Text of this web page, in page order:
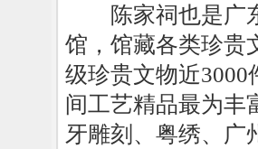
陈家祠也是广东
馆，馆藏各类珍贵
级珍贵文物近
间工艺精品最为丰
牙雕刻、粤绣、广